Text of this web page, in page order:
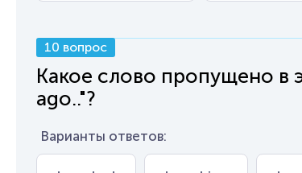
10 вопрос
Какое слово пропущено в
ago.."?
Варианты ответов: